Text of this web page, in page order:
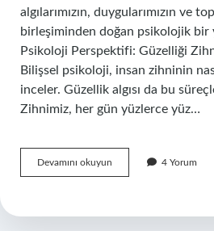
algılarımızın, duygularımızın ve
birleşiminden doğan psikolojik bir
Psikoloji Perspektifi: Güzelliği
Bilişsel psikoloji, insan zihninin
inceler. Güzellik algısı da bu
Zihnimiz, her gün yüzlerce yüz…
Devamını okuyun Türkiye’nin
en
kim
4 Yorum